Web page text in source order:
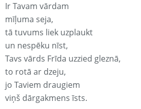
Ir Tavam vārdam
mīļuma seja,
tā tuvums liek uzplaukt
un nespēku nīst,
Tavs vārds Frīda uzzied gleznā,
to rotā ar dzeju,
jo Taviem draugiem
viņš dārgakmens īsts.